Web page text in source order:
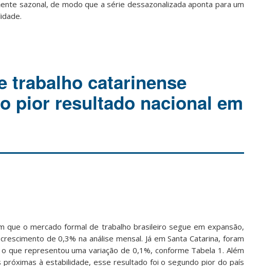
sazonal, de modo que a série dessazonalizada aponta para um
trabalho catarinense
pior resultado nacional em
que o mercado formal de trabalho brasileiro segue em expansão,
de 0,3% na análise mensal. Já em Santa Catarina, foram
que representou uma variação de 0,1%, conforme Tabela 1. Além
à estabilidade, esse resultado foi o segundo pior do país